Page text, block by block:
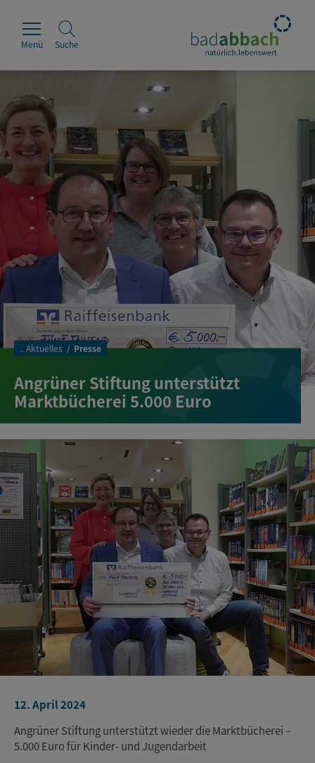
Rathaus
Erleben
Leben & Wohnen
Wirtschaft & Handel
Menü Suche
.. Aktuelles Presse
Angrüner Stiftung unterstützt
Marktbücherei 5.000 Euro
12. April 2024
Angrüner Stiftung unterstützt wieder die Marktbücherei –
5.000 Euro für Kinder- und Jugendarbeit